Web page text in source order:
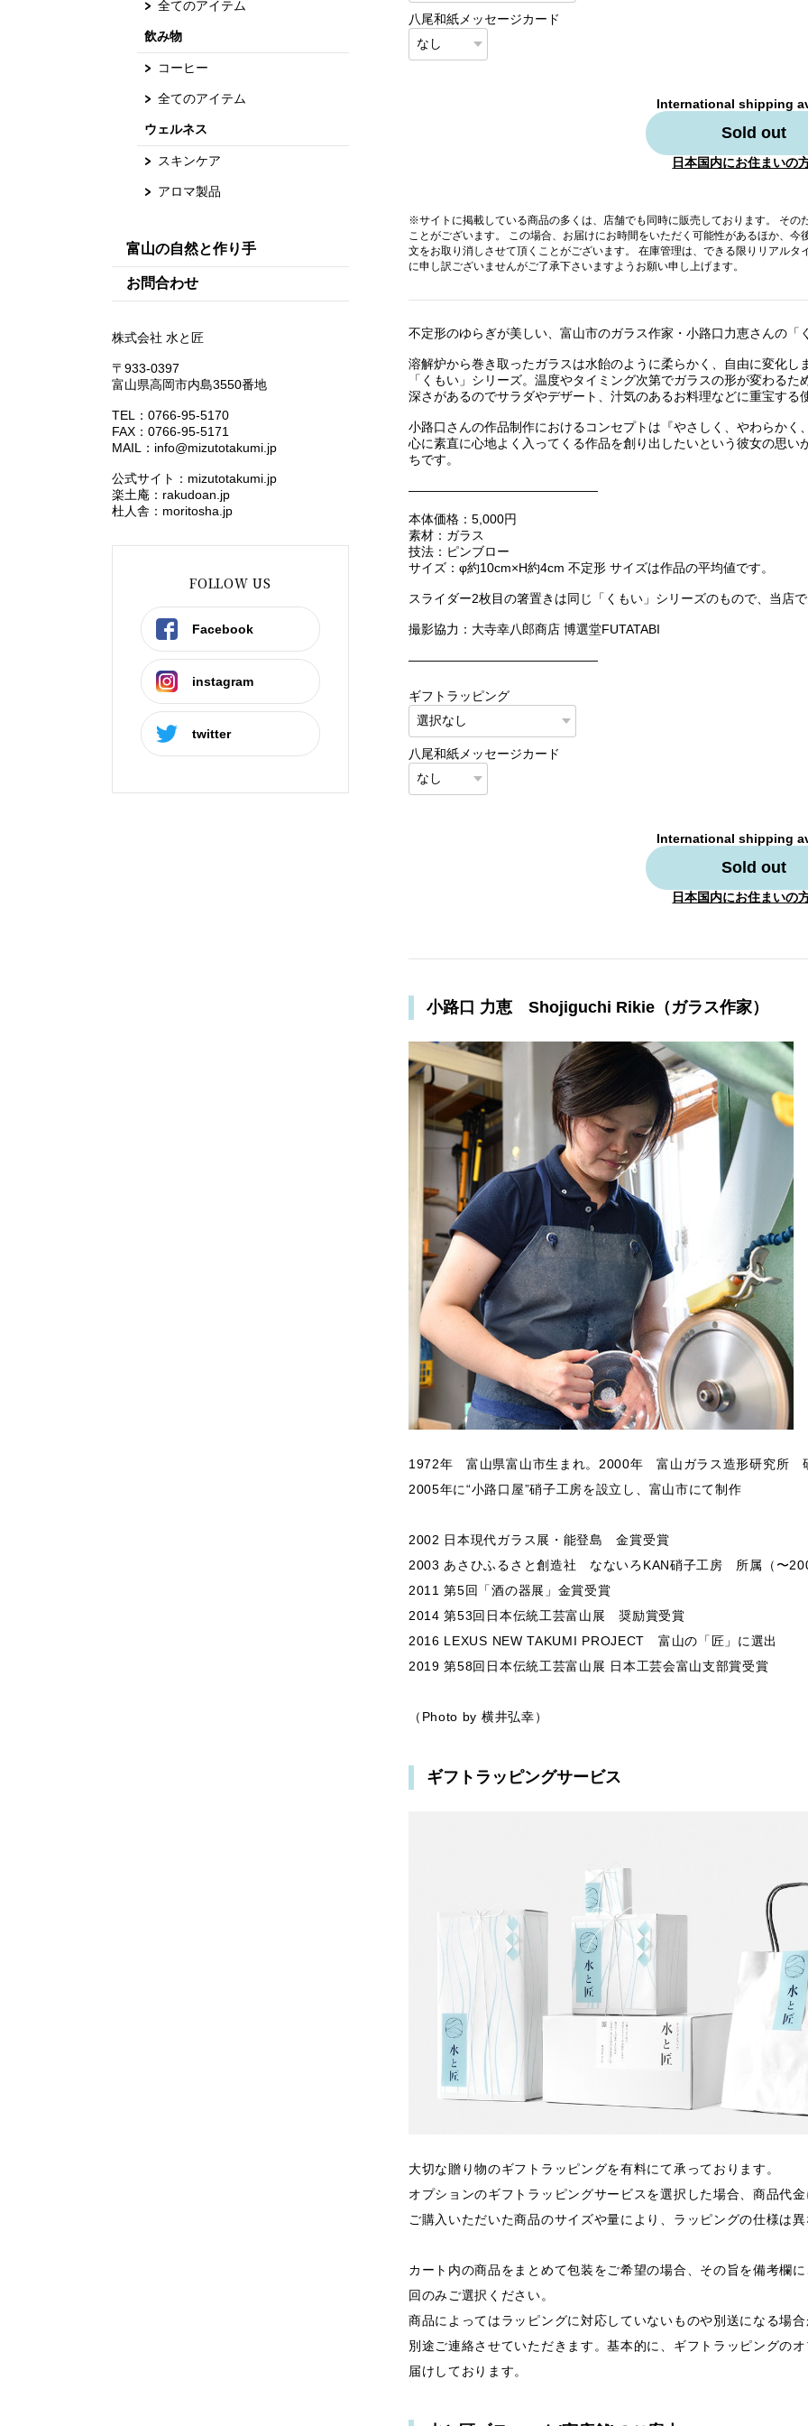
全てのアイテム
飲み物
コーヒー
全てのアイテム
ウェルネス
スキンケア
アロマ製品
富山の自然と作り手
お問合わせ
株式会社 水と匠
〒933-0397
富山県高岡市内島3550番地
TEL：0766-95-5170
FAX：0766-95-5171
MAIL： info@mizutotakumi.jp
公式サイト：mizutotakumi.jp
楽土庵：rakudoan.jp
杜人舎：moritosha.jp
FOLLOW US
Facebook
instagram
twitter
八尾和紙メッセージカード
International shipping
Sold out
日本国内にお住まいの
※サイトに掲載している商品の多くは、店舗でも同時に販売しております。 その
ことがございます。 この場合、お届けにお時間をいただく可能性があるほか、
文をお取り消しさせて頂くことがございます。 在庫管理は、できる限りリアル
に申し訳ございませんがご了承下さいますようお願い申し上げます。
不定形のゆらぎが美しい、富山市のガラス作家・小路口力恵さんの「
溶解炉から巻き取ったガラスは水飴のように柔らかく、自由に変化
「くもい」シリーズ。温度やタイミング次第でガラスの形が変わるた
深さがあるのでサラダやデザート、汁気のあるお料理などに重宝する
小路口さんの作品制作におけるコンセプトは『やさしく、やわらかく
心に素直に心地よく入ってくる作品を創り出したいという彼女の思
ちです。
———————————————
本体価格：5,000円
素材：ガラス
技法：ピンブロー
サイズ：φ約10cm×H約4cm 不定形 サイズは作品の平均値です。
スライダー2枚目の箸置きは同じ「くもい」シリーズのもので、当店で
撮影協力：大寺幸八郎商店 博選堂FUTATABI
———————————————
ギフトラッピング
八尾和紙メッセージカード
International shipping
Sold out
日本国内にお住まいの
小路口 力恵 Shojiguchi Rikie（ガラス作家）
1972年 富山県富山市生まれ。2000年 富山ガラス造形研究所
2005年に“小路口屋”硝子工房を設立し、富山市にて制作
2002 日本現代ガラス展・能登島 金賞受賞
2003 あさひふるさと創造社 なないろKAN硝子工房 所属（〜
2011 第5回「酒の器展」金賞受賞
2014 第53回日本伝統工芸富山展 奨励賞受賞
2016 LEXUS NEW TAKUMI PROJECT 富山の「匠」に選出
2019 第58回日本伝統工芸富山展 日本工芸会富山支部賞受賞
（Photo by 横井弘幸）
ギフトラッピングサービス
大切な贈り物のギフトラッピングを有料にて承っております。
オプションのギフトラッピングサービスを選択した場合、商品代
ご購入いただいた商品のサイズや量により、ラッピングの仕様は
カート内の商品をまとめて包装をご希望の場合、その旨を備考欄
回のみご選択ください。
商品によってはラッピングに対応していないものや別送になる場
別途ご連絡させていただきます。基本的に、ギフトラッピングの
届けしております。